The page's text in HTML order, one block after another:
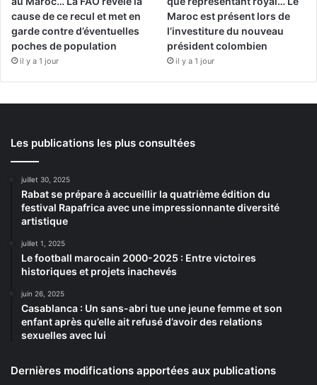
cause de ce recul et met en
garde contre d’éventuelles
poches de population
il y a 1 jour
Maroc est présent lors de
l’investiture du nouveau
président colombien
il y a 1 jour
Les publications les plus consultées
juillet 30, 2025
Rabat se prépare à accueillir la quatrième édition du
festival Rapafrica avec une impressionnante diversité
artistique
juillet 1, 2025
Le football marocain 2000-2025 : Entre victoires
historiques et projets inachevés
juin 26, 2025
Casablanca : Un sans-abri tue une jeune femme et son
enfant après qu’elle ait refusé d’avoir des relations
sexuelles avec lui
Dernières modifications apportées aux publications